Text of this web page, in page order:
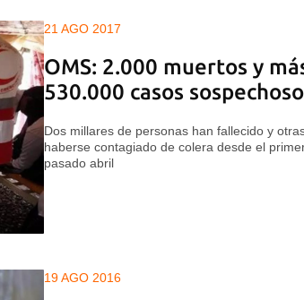
21 AGO 2017
OMS: 2.000 muertos y
530.000 casos
Dos millares de personas han fallecido y
haberse contagiado de colera desde el
pasado abril
19 AGO 2016